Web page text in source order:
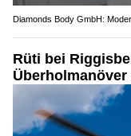
Diamonds Body GmbH:
Rüti bei